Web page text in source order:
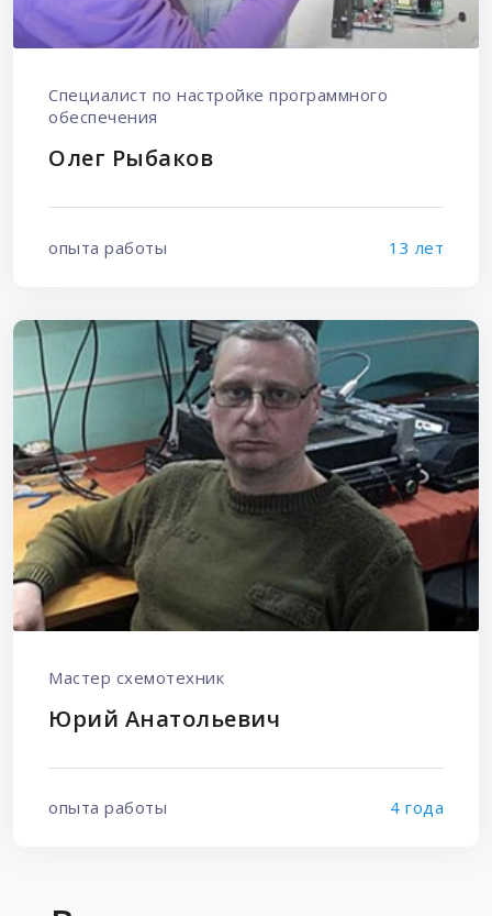
Специалист по настройке программного
обеспечения
Олег Рыбаков
опыта работы 13 лет
Мастер схемотехник
Юрий Анатольевич
опыта работы 4 года